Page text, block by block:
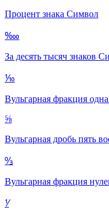
Процент знака Символ
‱
За десять тысяч знаков
⅒
Вульгарная фракция одна
⅝
Вульгарная дробь пять
↉
Вульгарная фракция
⅟